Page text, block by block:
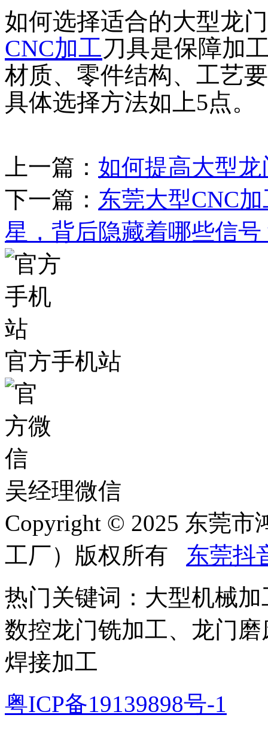
如何选择适合的大型龙
CNC加工刀具是保障加
材质、零件结构、工艺
具体选择方法如上5点。
上一篇： 如何提高大型
下一篇： 东莞大型CNC
星，背后隐藏着哪些信号
官方手机站
吴经理微信
Copyright © 2025 东莞
工厂）版权所有 东莞抖
热门关键词：大型机械
数控龙门铣加工、龙门
焊接加工
粤ICP备19139898号-1